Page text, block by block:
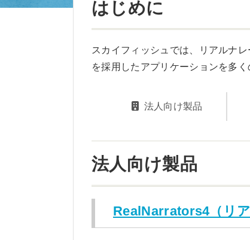
はじめに
スカイフィッシュでは、リアルナ
を採用したアプリケーションを多
法人向け製品
法人向け製品
RealNarrators4（リ